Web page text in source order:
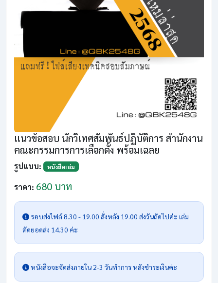
แนวข้อสอบ นักวิเทศสัมพันธ์ปฏิบัติการ สำนักงาน
คณะกรรมการการเลือกตั้ง พร้อมเฉลย
รูปแบบ: หนังสือเล่ม
ราคา: 680 บาท
รอบส่งไฟล์ 8.30 - 19.00 สั่งหลัง 19.00 ส่งวันถัดไปค่ะ เล่ม
ตัดยอดส่ง 14.30 ค่ะ
หนังสือจะจัดส่งภายใน 2-3 วันทำการ หลังชำระเงินค่ะ